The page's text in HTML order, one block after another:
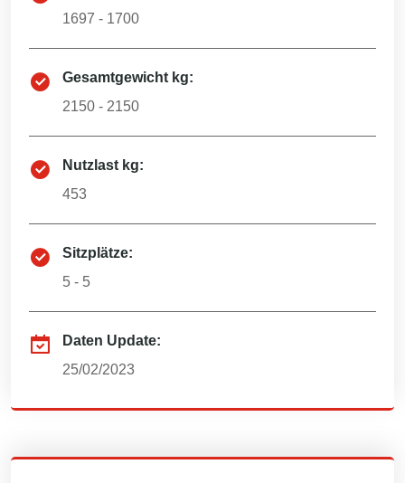
1697 - 1700
Gesamtgewicht kg:
2150 - 2150
Nutzlast kg:
453
Sitzplätze:
5 - 5
Daten Update:
25/02/2023